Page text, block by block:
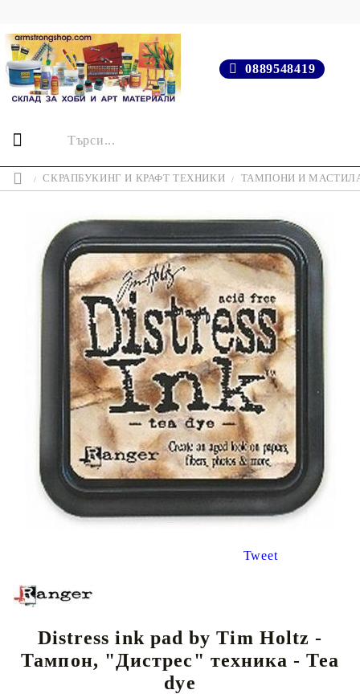
0889548419
СКРАПБУКИНГ И КРАФТ ТЕХНИКИ ТАМПОНИ И
Tweet
Distress ink pad by Tim Holtz -
Тампон, "Дистрес" техника - Tea
dye